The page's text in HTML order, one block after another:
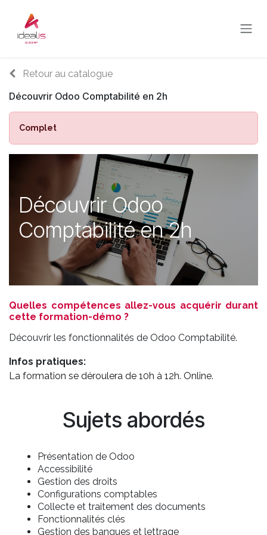
Retour au catalogue
Découvrir Odoo Comptabilité en 2h
Complet
Découvrir Odoo
Comptabilité en 2h
Quelles compétences allez-vous acquérir durant
cette formation-démo ?
Découvrir les fonctionnalités de Odoo Comptabilité.
Infos pratiques:
La formation se déroulera de 10h à 12h. Online.
Sujets abordés
Présentation de Odoo
Accessibilité
Gestion des droits
Configurations comptables
Collecte et traitement des documents
Fonctionnalités clés
Gestion des banques et lettrage